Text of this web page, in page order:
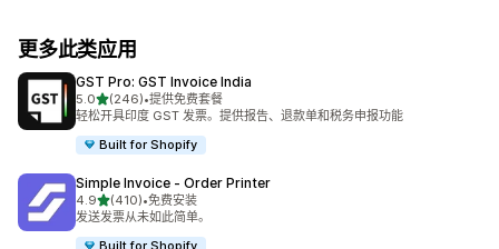
更多此类应用
GST Pro: GST Invoice India
5.0星（满分 5 星）
(246)
总共 246 条评论
•提供免费套餐
轻松开具印度 GST 发票。提供报告、退款单和税务申报功能
Built for Shopify
Simple Invoice ‑ Order Printer
4.9星（满分 5 星）
(410)
总共 410 条评论
•免费安装
发送发票从未如此简单。
Built for Shopify